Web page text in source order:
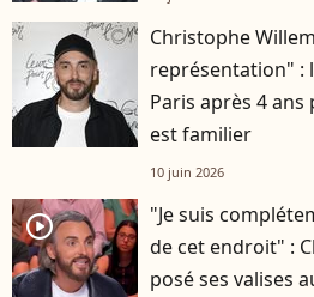
Christophe
représentation" :
Paris après 4
est familier
10 juin 2026
player2
"Je suis
de cet endroit" :
posé ses valises